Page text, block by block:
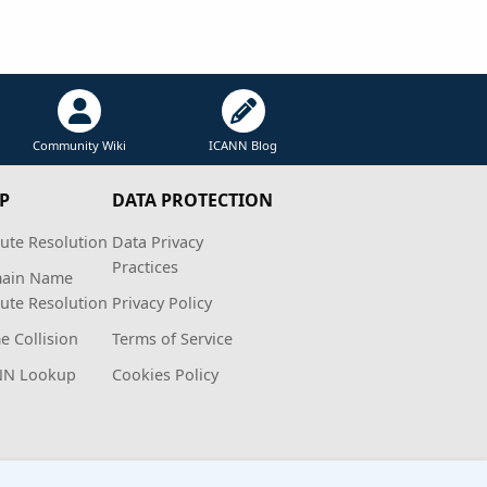
Community Wiki ICANN Blog
Resolution
Name
Resolution
Collision
Lookup
DATA PROTECTION
Data Privacy
Practices
Privacy Policy
Terms of Service
Cookies Policy